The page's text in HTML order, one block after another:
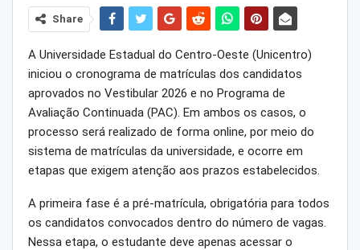
Share
A Universidade Estadual do Centro-Oeste (Unicentro)
iniciou o cronograma de matrículas dos candidatos
aprovados no Vestibular 2026 e no Programa de
Avaliação Continuada (PAC). Em ambos os casos, o
processo será realizado de forma online, por meio do
sistema de matrículas da universidade, e ocorre em
etapas que exigem atenção aos prazos estabelecidos.
A primeira fase é a pré-matrícula, obrigatória para todos
os candidatos convocados dentro do número de vagas.
Nessa etapa, o estudante deve apenas acessar o